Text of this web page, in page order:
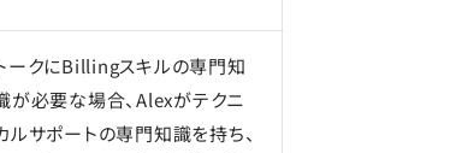
ークにBillingスキルの専門知
が必要な場合、Alexがテクニ
ルサポートの専門知識を持ち、